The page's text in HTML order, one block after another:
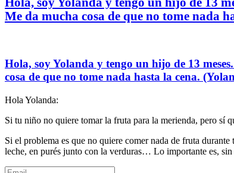
Me da mucha cosa de que no tome nada
Hola, soy Yolanda y tengo un hijo de 13
cosa de que no tome nada hasta la cena.
Hola Yolanda:
Si tu niño no quiere tomar la fruta para la merienda, pero sí
Si el problema es que no quiere comer nada de fruta
leche, en purés junto con la verduras… Lo importante es,